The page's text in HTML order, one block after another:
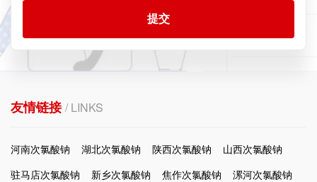
提交
友情链接/ LINKS
河南次氯酸钠 湖北次氯酸钠 陕西次氯酸钠
山西次氯酸钠
驻马店次氯酸钠
新乡次氯酸钠 焦作次氯酸钠
漯河次氯酸钠